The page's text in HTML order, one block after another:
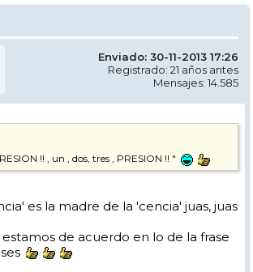
Enviado: 30-11-2013 17:26
Registrado: 21 años antes
Mensajes: 14.585
!! , un , dos, tres , PRESION !! "
es la madre de la 'cencia' juas, juas
de acuerdo en lo de la frase